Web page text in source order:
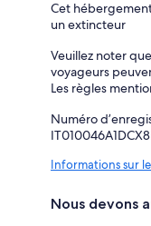
Cet
un extincteur
Veuillez noter
voyageurs
Les règles
Numéro
Informations sur
Nous devons